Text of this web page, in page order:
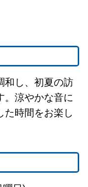
和し、初夏の訪
。涼やかな音に
た時間をお楽し